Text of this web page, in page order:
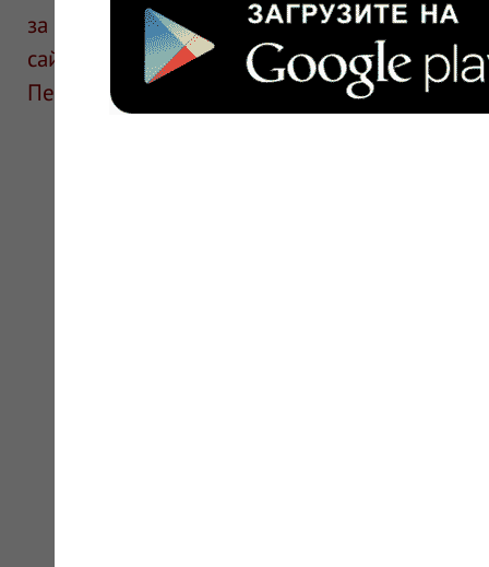
за информацию в отзывах. Описание
сайте для ознакомления и не является
Перед применением необходима